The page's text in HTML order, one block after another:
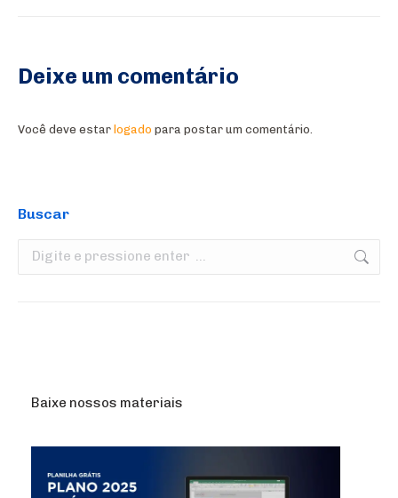
Deixe um comentário
Você deve estar logado para postar um comentário.
Buscar
Search:
Baixe nossos materiais